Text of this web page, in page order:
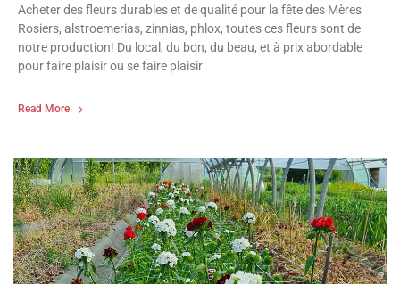
Acheter des fleurs durables et de qualité pour la fête des Mères
Rosiers, alstroemerias, zinnias, phlox, toutes ces fleurs sont de
notre production! Du local, du bon, du beau, et à prix abordable
pour faire plaisir ou se faire plaisir
Read More